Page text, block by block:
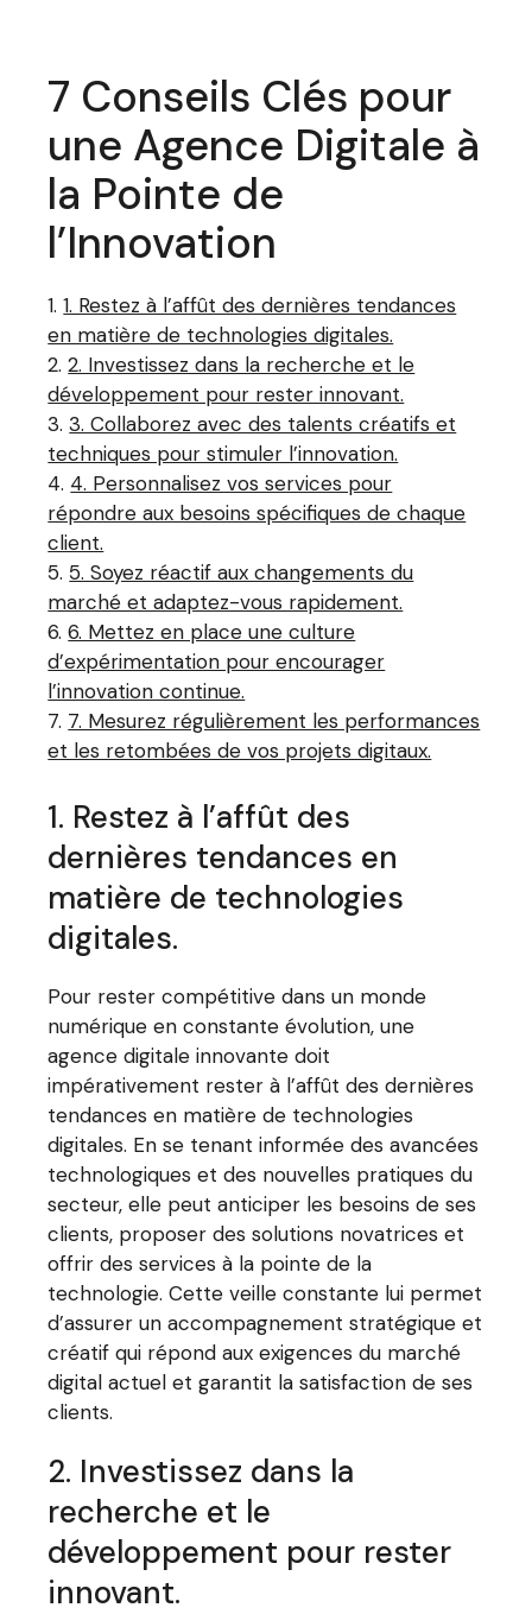
7 Conseils Clés pour
une Agence Digitale à
la Pointe de
l’Innovation
1. Restez à l’affût des dernières tendances
en matière de technologies digitales.
2. Investissez dans la recherche et le
développement pour rester innovant.
3. Collaborez avec des talents créatifs et
techniques pour stimuler l’innovation.
4. Personnalisez vos services pour
répondre aux besoins spécifiques de chaque
client.
5. Soyez réactif aux changements du
marché et adaptez-vous rapidement.
6. Mettez en place une culture
d’expérimentation pour encourager
l’innovation continue.
7. Mesurez régulièrement les performances
et les retombées de vos projets digitaux.
1. Restez à l’affût des
dernières tendances en
matière de technologies
digitales.
Pour rester compétitive dans un monde
numérique en constante évolution, une
agence digitale innovante doit
impérativement rester à l’affût des dernières
tendances en matière de technologies
digitales. En se tenant informée des avancées
technologiques et des nouvelles pratiques du
secteur, elle peut anticiper les besoins de ses
clients, proposer des solutions novatrices et
offrir des services à la pointe de la
technologie. Cette veille constante lui permet
d’assurer un accompagnement stratégique et
créatif qui répond aux exigences du marché
digital actuel et garantit la satisfaction de ses
clients.
2. Investissez dans la
recherche et le
développement pour rester
innovant.